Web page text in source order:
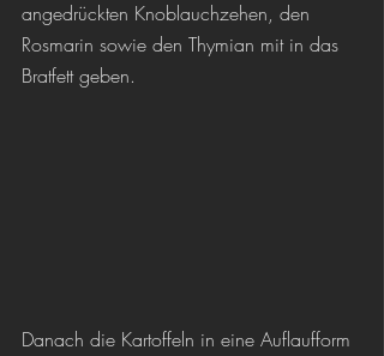
angedrückten Knoblauchzehen, den
Rosmarin sowie den Thymian mit in das
Bratfett geben.
Danach die Kartoffeln in eine Auflaufform